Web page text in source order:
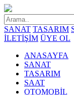
SANAT TASARIM
İLETİŞİM ÜYE OL
ANASAYFA
SANAT
TASARIM
SAAT
OTOMOBİL